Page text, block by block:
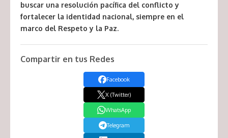
buscar una resolución pacífica del conflicto y
fortalecer la identidad nacional, siempre en el
marco del Respeto y la Paz.
Compartir en tus Redes
Facebook
X (Twitter)
WhatsApp
Telegram